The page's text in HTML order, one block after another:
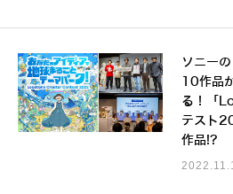
ソニー
10作品
る！「
テスト
作品!?